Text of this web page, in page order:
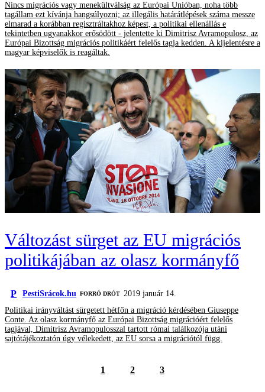
Nincs migrációs vagy menekültválság az Európai Unióban, noha több
tagállam ezt kívánja hangsúlyozni; az illegális határátlépések száma messze
elmarad a korábban regisztráltakhoz képest, a politikai ellenállás e
tekintetben ugyanakkor erősödött - jelentette ki Dimitrisz Avramopulosz, az
Európai Bizottság migrációs politikáért felelős tagja kedden. A kijelentésre a
magyar képviselők is reagáltak.
Változást sürget az EU migrációs
politikájában az olasz kormányfő
P PestiSrácok.hu FORRÓ DRÓT 2019 január 14.
Politikai irányváltást sürgetett hétfőn a migráció kérdésében Giuseppe
Conte. Az olasz kormányfő az Európai Bizottság migrációért felelős
tagjával, Dimitrisz Avramopulosszal tartott római találkozója utáni
sajtótájékoztatón úgy vélekedett, az EU sorsa a migrációtól függ.
1 2 3